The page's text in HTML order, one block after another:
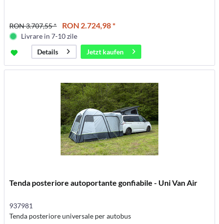
RON 3.707,55 * RON 2.724,98 *
Livrare in 7-10 zile
Details
Jetzt kaufen
Tenda posteriore autoportante gonfiabile - Uni Van Air
937981
Tenda posteriore universale per autobus